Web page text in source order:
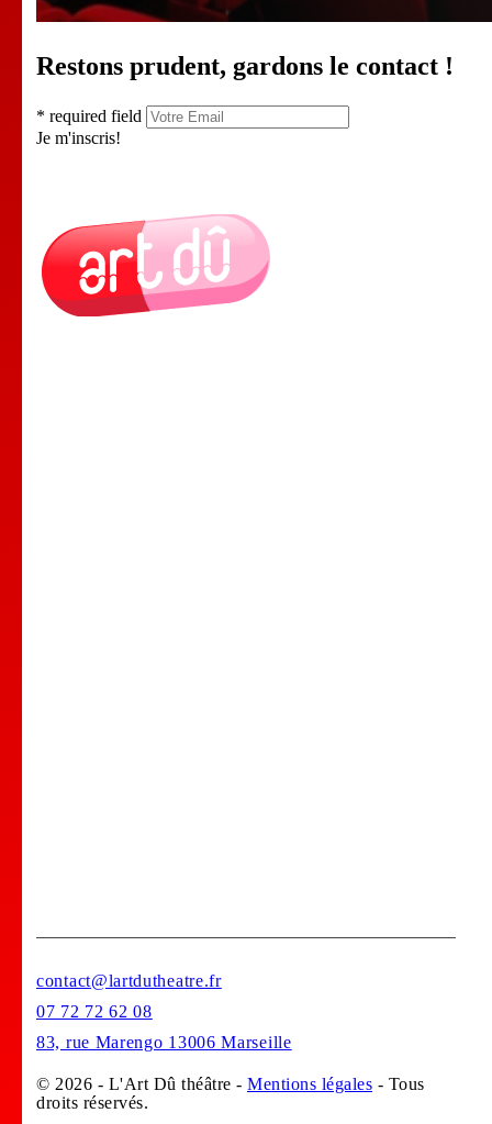
Restons prudent, gardons le contact !
* required field
Je m'inscris!
contact@lartdutheatre.fr
07 72 72 62 08
83, rue Marengo 13006 Marseille
© 2026 - L'Art Dû théâtre - Mentions légales - Tous
droits réservés.